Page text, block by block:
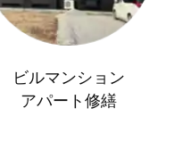
ビルマンション
アパート修繕